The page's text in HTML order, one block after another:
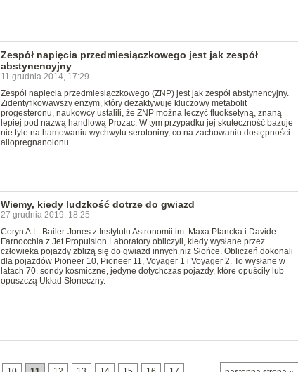
Zespół napięcia przedmiesiączkowego jest jak zespół
abstynencyjny
11 grudnia 2014, 17:29
Zespół napięcia przedmiesiączkowego (ZNP) jest jak zespół abstynencyjny.
Zidentyfikowawszy enzym, który dezaktywuje kluczowy metabolit
progesteronu, naukowcy ustalili, że ZNP można leczyć fluoksetyną, znaną
lepiej pod nazwą handlową Prozac. W tym przypadku jej skuteczność bazuje
nie tyle na hamowaniu wychwytu serotoniny, co na zachowaniu dostępności
allopregnanolonu.
Wiemy, kiedy ludzkość dotrze do gwiazd
27 grudnia 2019, 18:25
Coryn A.L. Bailer-Jones z Instytutu Astronomii im. Maxa Plancka i Davide
Farnocchia z Jet Propulsion Laboratory obliczyli, kiedy wysłane przez
człowieka pojazdy zbliżą się do gwiazd innych niż Słońce. Obliczeń dokonali
dla pojazdów Pioneer 10, Pioneer 11, Voyager 1 i Voyager 2. To wysłane w
latach 70. sondy kosmiczne, jedyne dotychczas pojazdy, które opuściły lub
opuszczą Układ Słoneczny.